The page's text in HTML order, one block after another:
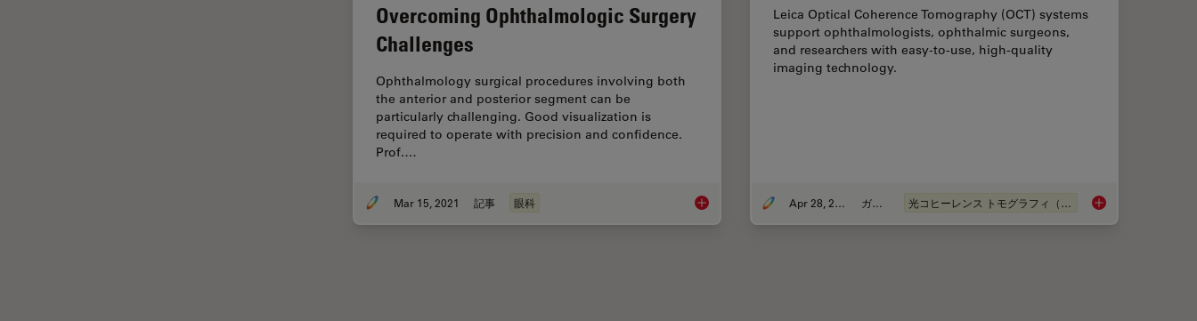
Overcoming Ophthalmologic Surgery
Challenges
Ophthalmology surgical procedures involving both
the anterior and posterior segment can be
particularly challenging. Good visualization is
required to operate with precision and confidence.
Prof.…
Mar 15, 2021 記事 眼科 Overcoming Ophthalmologic Surgery Challenges
Leica Optical Coherence Tomography (OCT) systems
support ophthalmologists, ophthalmic surgeons,
and researchers with easy-to-use, high-quality
imaging technology.
Apr 28, 2020 ガイド 光コヒーレンス トモグラフィ（OCT） A Guide to OCT